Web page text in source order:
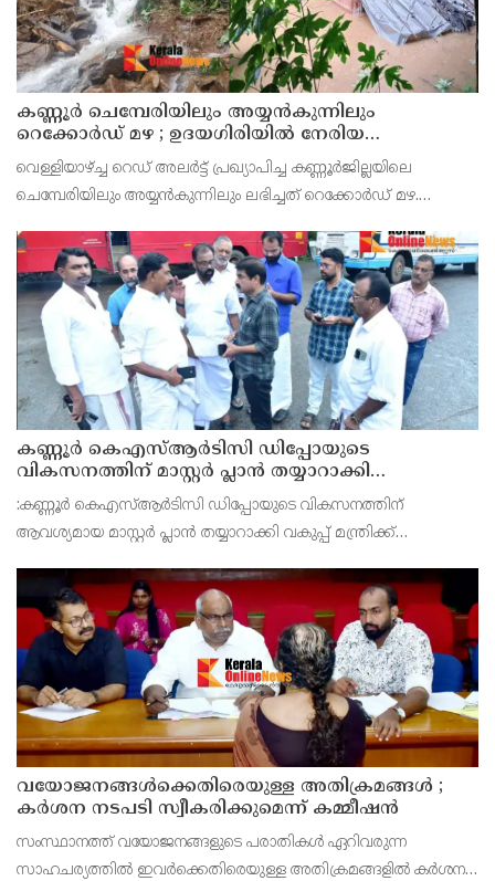
കണ്ണൂർ ചെമ്പേരിയിലും അയ്യൻകുന്നിലും
റെക്കോർഡ് മഴ ; ഉദയഗിരിയിൽ നേരിയ
ഉരുൾപൊട്ടൽ; 13 പേരെ ക്യാമ്പിലേക്ക് മാറ്റി
വെള്ളിയാഴ്ച്ച റെഡ് അലർട്ട് പ്രഖ്യാപിച്ച കണ്ണൂർജില്ലയിലെ
ചെമ്പേരിയിലും അയ്യൻകുന്നിലും ലഭിച്ചത് റെക്കോർഡ് മഴ.
മില്ലിമീറ്റർ മഴ ആ സമയം സംസ്ഥാനത്ത
കണ്ണൂർ കെഎസ്ആർടിസി ഡിപ്പോയുടെ
വികസനത്തിന് മാസ്റ്റർ പ്ലാൻ തയ്യാറാക്കി
സമർപ്പിക്കും : ടി ഒ മോഹനൻ എം എൽ എ
:കണ്ണൂർ കെഎസ്ആർടിസി ഡിപ്പോയുടെ വികസനത്തിന്
ആവശ്യമായ മാസ്റ്റർ പ്ലാൻ തയ്യാറാക്കി വകുപ്പ് മന്ത്രിക്ക്
ഡിപ്പോയ്ക്ക് നാല് ഏക്കറിൽ അധികം വരുന്ന സ്ഥലമുണ്ട്
വയോജനങ്ങൾക്കെതിരെയുള്ള അതിക്രമങ്ങൾ ;
കർശന നടപടി സ്വീകരിക്കുമെന്ന് കമ്മീഷൻ
സംസ്ഥാനത്ത് വയോജനങ്ങളുടെ പരാതികൾ ഏറിവരുന്ന
സാഹചര്യത്തിൽ ഇവർക്കെതിരെയുള്ള അതിക്രമങ്ങളിൽ കർശന